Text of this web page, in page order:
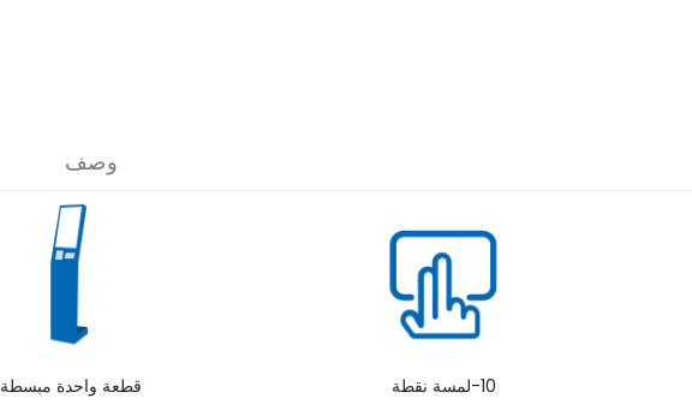
وصف
10-لمسة نقطة قطعة واحدة مبسطة